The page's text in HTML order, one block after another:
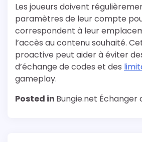
Les joueurs doivent
paramètres de leur compte
correspondent à leur
l’accès au contenu souhaité.
proactive peut aider à éviter
d’échange de codes et des
gameplay.
Posted in Bungie.net Échanger